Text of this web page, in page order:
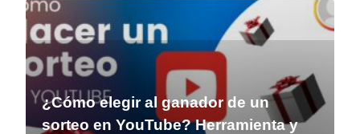
¿Cómo elegir al ganador de un
sorteo en YouTube? Herramienta y